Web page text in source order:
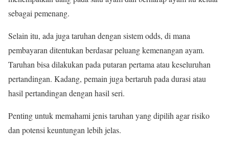
sebagai pemenang.
Selain itu, ada juga taruhan dengan sistem odds, di mana
pembayaran ditentukan berdasar peluang kemenangan ayam.
Taruhan bisa dilakukan pada putaran pertama atau keseluruhan
pertandingan. Kadang, pemain juga bertaruh pada durasi atau
hasil pertandingan dengan hasil seri.
Penting untuk memahami jenis taruhan yang dipilih agar risiko
dan potensi keuntungan lebih jelas.